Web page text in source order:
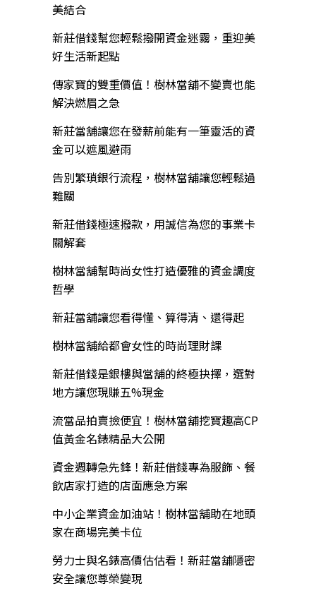
美結合
新莊借錢幫您輕鬆撥開資金迷霧，重迎美
好生活新起點
傳家寶的雙重價值！樹林當舖不變賣也能
解決燃眉之急
新莊當舖讓您在發薪前能有一筆靈活的資
金可以遮風避雨
告別繁瑣銀行流程，樹林當舖讓您輕鬆過
難關
新莊借錢極速撥款，用誠信為您的事業卡
關解套
樹林當舖幫時尚女性打造優雅的資金調度
哲學
新莊當舖讓您看得懂、算得清、還得起
樹林當舖給都會女性的時尚理財課
新莊借錢是銀樓與當舖的終極抉擇，選對
地方讓您現賺五%現金
流當品拍賣撿便宜！樹林當舖挖寶趣高CP
值黃金名錶精品大公開
資金週轉急先鋒！新莊借錢專為服飾、餐
飲店家打造的店面應急方案
中小企業資金加油站！樹林當舖助在地頭
家在商場完美卡位
勞力士與名錶高價估估看！新莊當舖隱密
安全讓您尊榮變現